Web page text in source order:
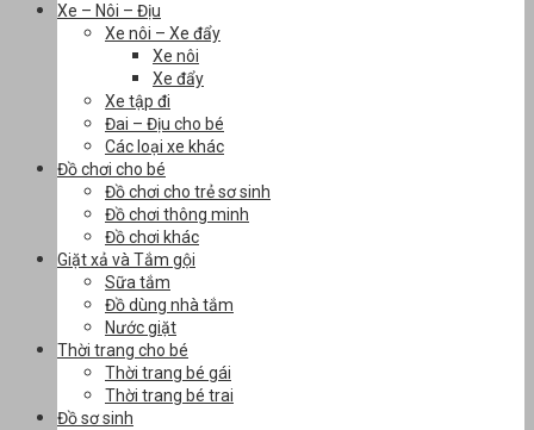
Xe – Nôi – Địu
Xe nôi – Xe đẩy
Xe nôi
Xe đẩy
Xe tập đi
Đai – Địu cho bé
Các loại xe khác
Đồ chơi cho bé
Đồ chơi cho trẻ sơ sinh
Đồ chơi thông minh
Đồ chơi khác
Giặt xả và Tắm gội
Sữa tắm
Đồ dùng nhà tắm
Nước giặt
Thời trang cho bé
Thời trang bé gái
Thời trang bé trai
Đồ sơ sinh